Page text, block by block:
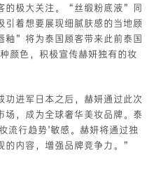
的极大关注。“丝缎粉底液”同
引着想要展现细腻肤感的当地顾
釉”将为泰国顾客带来此前泰国
颜色，积极宣传赫妍独有的妆
进军日本之后，赫妍通过此次
场，成为全球奢华美妆品牌。泰
流行趋势’敏感。赫妍将通过独
的内容，增强品牌竞争力。”